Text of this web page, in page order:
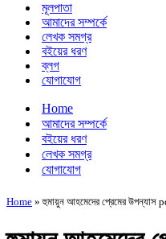
মূলপাতা
আমাদের সম্পর্কে
লেখক সমগ্র
বইয়ের ধরণ
ব্লগ
যোগাযোগ
Home
আমাদের সম্পর্কে
বইয়ের ধরণ
লেখক সমগ্র
যোগাযোগ
Home »হুমায়ুন আহমেদের প্রেমের